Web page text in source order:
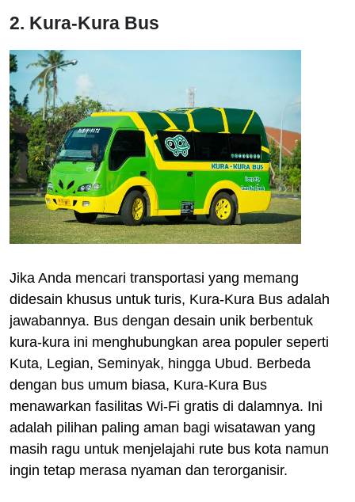
2. Kura-Kura Bus
Jika Anda mencari transportasi yang memang
didesain khusus untuk turis, Kura-Kura Bus adalah
jawabannya. Bus dengan desain unik berbentuk
kura-kura ini menghubungkan area populer seperti
Kuta, Legian, Seminyak, hingga Ubud. Berbeda
dengan bus umum biasa, Kura-Kura Bus
menawarkan fasilitas Wi-Fi gratis di dalamnya. Ini
adalah pilihan paling aman bagi wisatawan yang
masih ragu untuk menjelajahi rute bus kota namun
ingin tetap merasa nyaman dan terorganisir.